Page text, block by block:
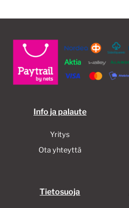
Info ja palaute
Yritys
Ota yhteyttä
Tietosuoja